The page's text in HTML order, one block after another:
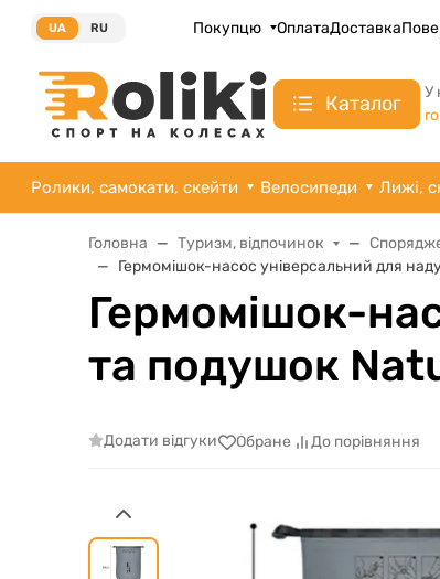
UA RU Покупцю ОплатаДоставка
Каталог У
Ролики, самокати, скейти Велосипеди Лижі,
Головна Туризм, відпочинок
Гермомішок-насос універсальний для
Гермомішок-
та подушок
Додати відгуки Обране До порівняння